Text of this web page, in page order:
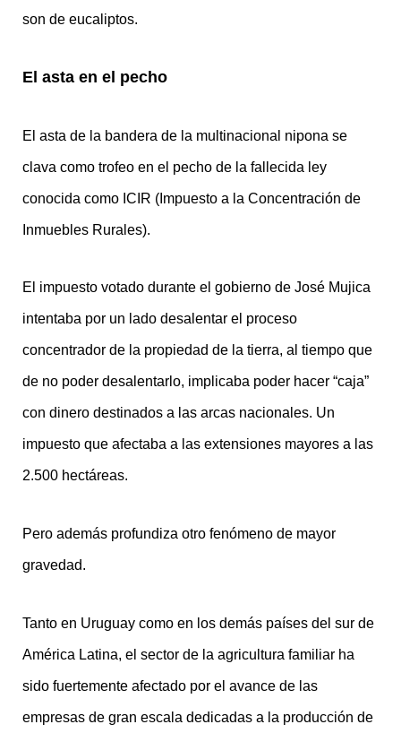
son de eucaliptos.
El asta en el pecho
El asta de la bandera de la multinacional nipona se
clava como trofeo en el pecho de la fallecida ley
conocida como ICIR (Impuesto a la Concentración de
Inmuebles Rurales).
El impuesto votado durante el gobierno de José Mujica
intentaba por un lado desalentar el proceso
concentrador de la propiedad de la tierra, al tiempo que
de no poder desalentarlo, implicaba poder hacer “caja”
con dinero destinados a las arcas nacionales. Un
impuesto que afectaba a las extensiones mayores a las
2.500 hectáreas.
Pero además profundiza otro fenómeno de mayor
gravedad.
Tanto en Uruguay como en los demás países del sur de
América Latina, el sector de la agricultura familiar ha
sido fuertemente afectado por el avance de las
empresas de gran escala dedicadas a la producción de